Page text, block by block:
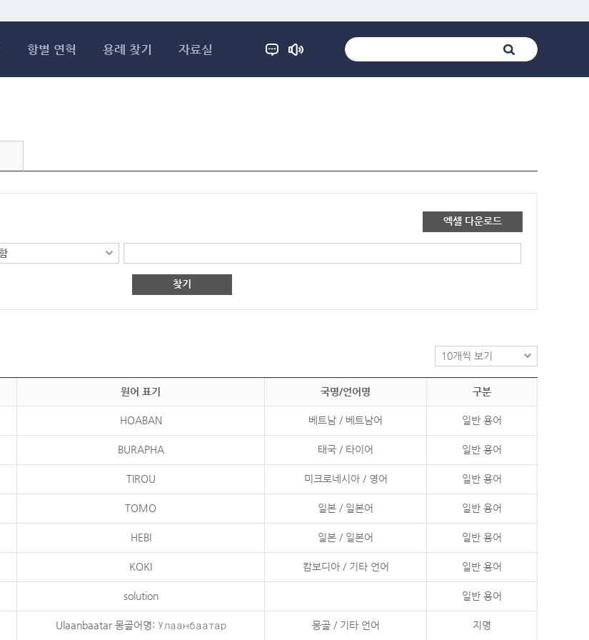
항별 연혁 용례 찾기 자료실
엑셀 다운로드
찾기
원어 표기 국명/언어명 구분
HOABAN 베트남 / 베트남어 일반 용어
BURAPHA 태국 / 타이어 일반 용어
TIROU 미크로네시아 / 영어 일반 용어
TOMO 일본 / 일본어 일반 용어
HEBI 일본 / 일본어 일반 용어
KOKI 캄보디아 / 기타 언어 일반 용어
solution 일반 용어
Ulaanbaatar 몽골어명: Улаанбаатар 몽골 / 기타 언어 지명